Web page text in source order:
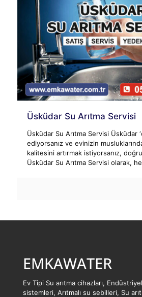
Üsküdar Su Arıtma Servisi
Üsküdar Su Arıtma Servisi Üsküdar
ediyorsanız ve evinizin
kalitesini artırmak istiyorsanız,
Üsküdar Su Arıtma Servisi olarak,
EMKAWATER
Ev Tipi Su arıtma cihazları,
sistemleri, Arıtmalı su sebilleri, Su